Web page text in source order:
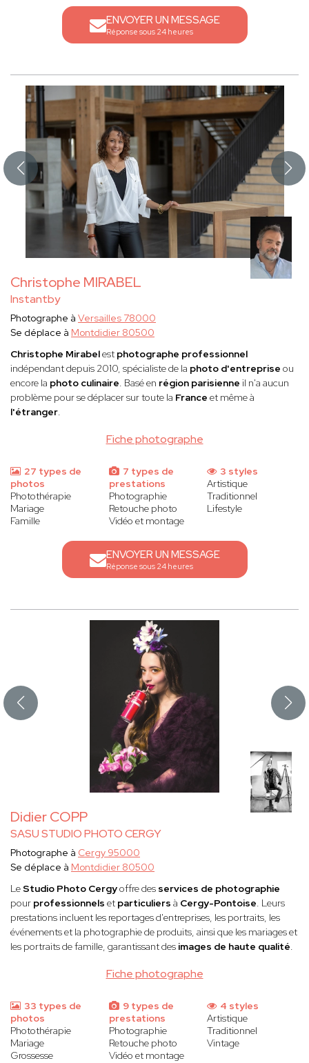
ENVOYER UN MESSAGE
Réponse sous 24 heures
Christophe MIRABEL
Instantby
Fiche photographe
Photographe à Versailles 78000
Se déplace à Montdidier 80500
Christophe Mirabelest photographe professionnel
indépendantdepuis 2010, spécialiste de la photo d'entreprise ou
encore la photo culinaire. Basé en région parisienne il n'a aucun
problème pour se déplacer sur toute la France et même à
l'étranger.
27 types de
photos
Photothérapie
Mariage
Famille
7 types de
prestations
Photographie
Retouche photo
Vidéo et montage
3 styles
Artistique
Traditionnel
Lifestyle
ENVOYER UN MESSAGE
Réponse sous 24 heures
Didier COPP
SASU STUDIO PHOTO CERGY
Fiche photographe
Photographe à Cergy 95000
Se déplace à Montdidier 80500
LeStudio Photo Cergyoffre des services de photographie
pour professionnels et particuliers à Cergy-Pontoise. Leurs
prestations incluent les reportages d'entreprises, les portraits, les
événements et la photographie de produits, ainsi que les mariages et
les portraits de famille, garantissant des images de haute qualité.
33 types de
photos
Photothérapie
Mariage
Grossesse
9 types de
prestations
Photographie
Retouche photo
Vidéo et montage
4 styles
Artistique
Traditionnel
Vintage